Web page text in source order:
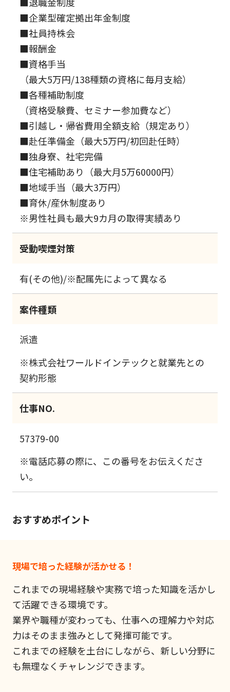
■企業型確定拠出年金制度
■社員持株会
■報酬金
■資格手当
（最大5万円/138種類の資格に毎月支給）
■各種補助制度
（資格受験費、セミナー参加費など）
■引越し・帰省費用全額支給（規定あり）
■赴任準備金（最大5万円/初回赴任時）
■独身寮、社宅完備
■住宅補助あり（最大月5万60000円）
■地域手当（最大3万円）
■育休/産休制度あり
※男性社員も最大9カ月の取得実績あり
受動喫煙対策
有(その他)/※配属先によって異なる
案件種類
派遣
※株式会社ワールドインテックと就業先との
契約形態
仕事NO.
57379-00
※電話応募の際に、この番号をお伝えくださ
い。
おすすめポイント
現場で培った経験が活かせる！
これまでの現場経験や実務で培った知識を活かし
て活躍できる環境です。
業界や職種が変わっても、仕事への理解力や対応
力はそのまま強みとして発揮可能です。
これまでの経験を土台にしながら、新しい分野に
も無理なくチャレンジできます。